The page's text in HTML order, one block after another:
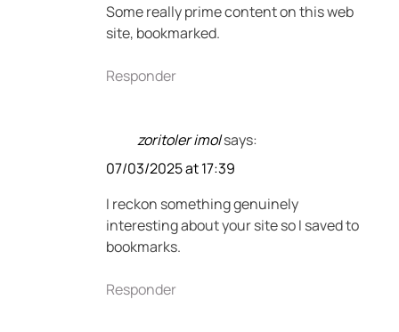
Some really prime content on this web
site, bookmarked.
Responder
zoritoler imolsays:
07/03/2025 at 17:39
I reckon something genuinely
interesting about your site so I saved to
bookmarks.
Responder